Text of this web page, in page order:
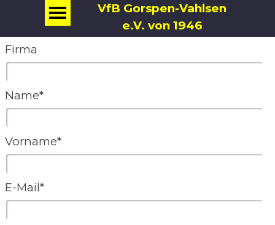
VfB Gorspen-Vahlsen
e.V. von 1946
Firma
Name*
Vorname*
E-Mail*